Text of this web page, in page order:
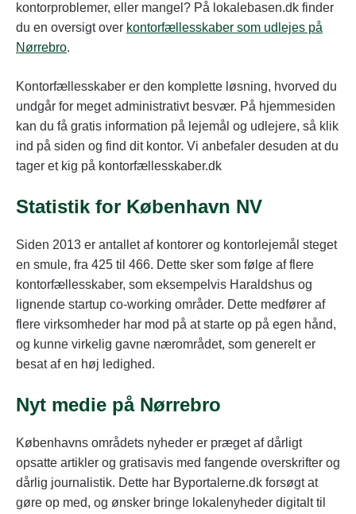
kontorproblemer, eller mangel? På lokalebasen.dk finder
du en oversigt over kontorfællesskaber som udlejes på
Nørrebro.
Kontorfællesskaber er den komplette løsning, hvorved du
undgår for meget administrativt besvær. På hjemmesiden
kan du få gratis information på lejemål og udlejere, så klik
ind på siden og find dit kontor. Vi anbefaler desuden at du
tager et kig på kontorfællesskaber.dk
Statistik for København NV
Siden 2013 er antallet af kontorer og kontorlejemål steget
en smule, fra 425 til 466. Dette sker som følge af flere
kontorfællesskaber, som eksempelvis Haraldshus og
lignende startup co-working områder. Dette medfører af
flere virksomheder har mod på at starte op på egen hånd,
og kunne virkelig gavne nærområdet, som generelt er
besat af en høj ledighed.
Nyt medie på Nørrebro
Københavns områdets nyheder er præget af dårligt
opsatte artikler og gratisavis med fangende overskrifter og
dårlig journalistik. Dette har Byportalerne.dk forsøgt at
gøre op med, og ønsker bringe lokalenyheder digitalt til